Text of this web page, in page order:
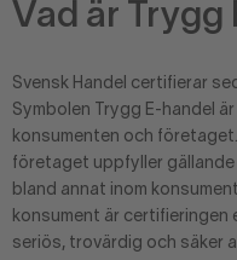
Vad är Trygg
Svensk Handel certifierar
Symbolen Trygg E-handel
konsumenten och
företaget uppfyller gällande
bland annat inom
konsument är
seriös, trovärdig och säker